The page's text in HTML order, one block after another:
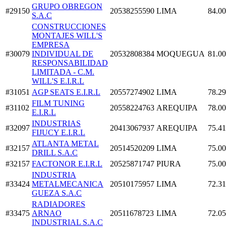
#29150
GRUPO OBREGON
S.A.C
20538255590 LIMA 84.00
#30079
CONSTRUCCIONES
MONTAJES WILL'S
EMPRESA
INDIVIDUAL DE
RESPONSABILIDAD
LIMITADA - C.M.
WILL'S E.I.R.L
20532808384 MOQUEGUA 81.00
#31051 AGP SEATS E.I.R.L 20557274902 LIMA
78.29
#31102
FILM TUNING
E.I.R.L
20558224763 AREQUIPA 78.00
#32097
INDUSTRIAS
FIJUCY E.I.R.L
20413067937 AREQUIPA 75.41
#32157
ATLANTA METAL
DRILL S.A.C
20514520209 LIMA
75.00
#32157 FACTONOR E.I.R.L 20525871747 PIURA 75.00
#33424
INDUSTRIA
METALMECANICA
GUEZA S.A.C
20510175957 LIMA 72.31
#33475
RADIADORES
ARNAO
INDUSTRIAL S.A.C
20511678723 LIMA 72.05